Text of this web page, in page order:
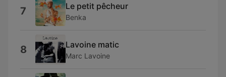
7 Le petit pêcheur
Benka
8 Lavoine matic
Marc Lavoine